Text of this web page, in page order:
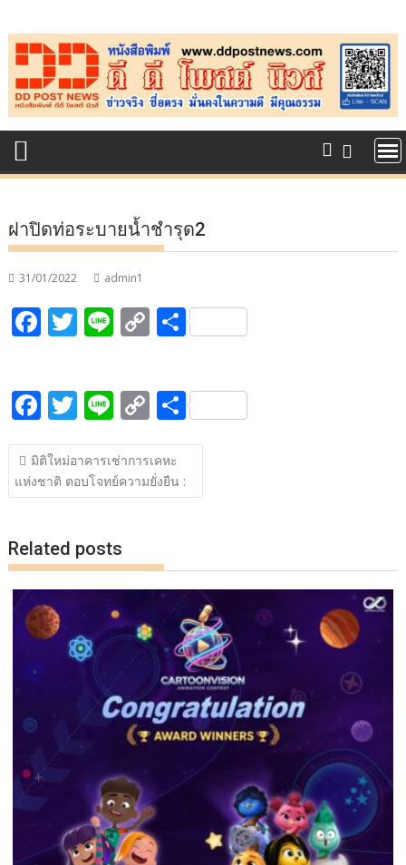
to
content
ฝาปิดท่อระบายน้ำชำรุด2
31/01/2022 admin1
F
b
o
o
k
T
er
Li C
y
Li
n
k
S
e
F
ac
e
b
o
k
T
w
itt
er
Li
n
e
C
o
p
y
k
S
h
e
แนะแนว
เรื่อง
มิติใหม่อาคารเช่าการเคหะ
แห่งชาติ ตอบโจทย์ความยั่งยืน :
Related posts